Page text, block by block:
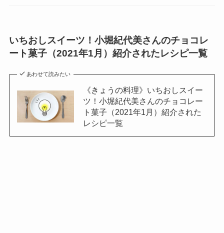
いちおしスイーツ！小堀紀代美さんのチョコレ
ート菓子（2021年1月）紹介されたレシピ一覧
あわせて読みたい
《きょうの料理》いちおしスイー
ツ！小堀紀代美さんのチョコレー
ト菓子（2021年1月）紹介された
レシピ一覧